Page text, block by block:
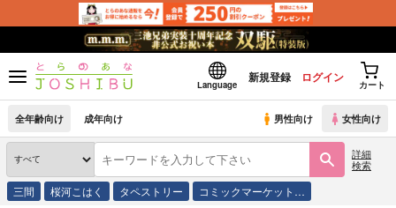
Language
新規登録 ログイン
カート
全年齢向け 成年向け 男性向け 女性向け
詳細
検索
三間 桜河こはく タペストリー コミックマーケット…